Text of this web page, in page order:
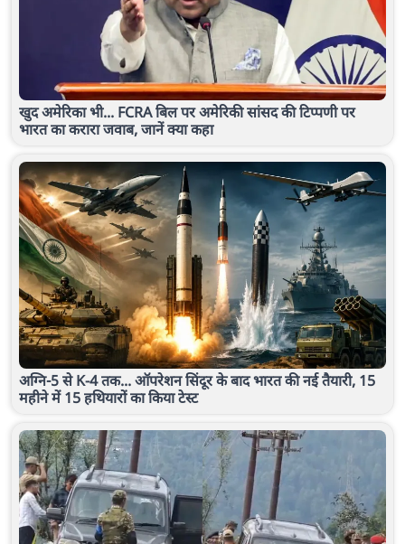
खुद अमेरिका भी... FCRA बिल पर अमेरिकी सांसद की टिप्पणी पर
भारत का करारा जवाब, जानें क्या कहा
अग्नि-5 से K-4 तक... ऑपरेशन सिंदूर के बाद भारत की नई तैयारी, 15
महीने में 15 हथियारों का किया टेस्ट